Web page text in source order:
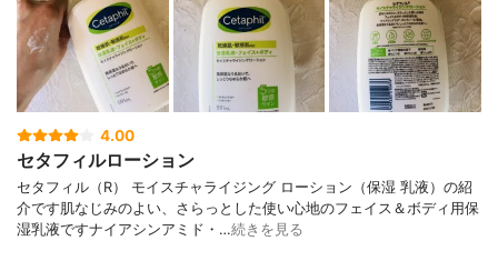
4.00
セタフィルローション
セタフィル（R） モイスチャライジング ローション（保湿 乳液）の紹
介です肌なじみのよい、さらっとした使い心地のフェイス＆ボディ用保
湿乳液ですナイアシンアミド・…続きを見る